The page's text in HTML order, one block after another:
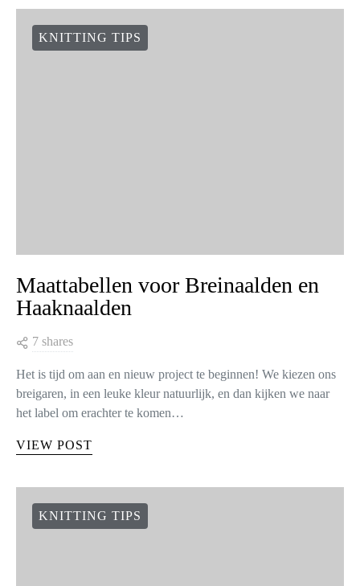
KNITTING TIPS
Maattabellen voor Breinaalden en
Haaknaalden
7 shares
Het is tijd om aan en nieuw project te beginnen! We kiezen ons
breigaren, in een leuke kleur natuurlijk, en dan kijken we naar
het label om erachter te komen…
VIEW POST
KNITTING TIPS